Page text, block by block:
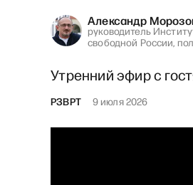
Александр
руководитель
свободной России,
Утренний эфир с
РЗВРТ 9 июля 2026